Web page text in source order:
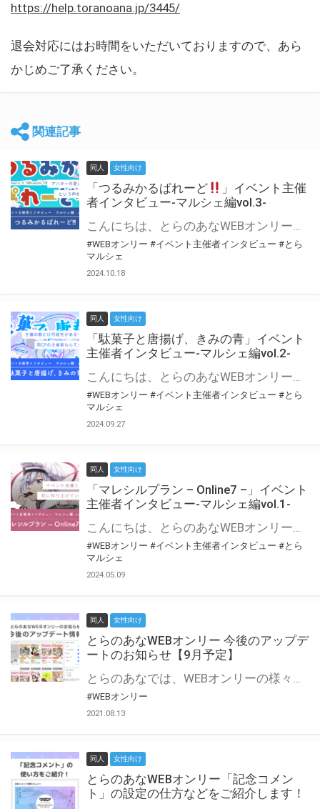
https://help.toranoana.jp/3445/
退会対応にはお時間をいただいておりますので、あら
かじめご了承ください。
関連記事
同人 女性向け
「つるみかるぱれーど
」イベント主催
者インタビュー-マルシェ編vol.3-
こんにちは、とらのあなWEBオンリー運営スタッフです。 新たにお届けする、イベント主催者インタビュー-マルシェ編-は、 とらのあなWEBオンリー「マルシェ」をご利用した主催様に 「マルシェ」を使って開催した感想や心がけをお聞きする企画です。 今回は、WEBオンリー初開催「つるみかるぱれーど
#WEBオンリー #イベント主催者インタビュー #とら
マルシェ
2024.10.18
同人 女性向け
「駄菓子と唐揚げ、きみの青」イベント
主催者インタビュー-マルシェ編vol.2-
こんにちは、とらのあなWEBオンリー運営スタッフです。 新たにお届けする、イベント主催者インタビュー-マルシェ編-は、 とらのあなWEBオンリー「マルシェ」をご利用の主催様に 「マルシェ」を使ってイベントを開催した感想や心がけをお聞きする企画です。 今回は、WEBオンリー初開催「駄菓子と唐揚げ、きみの青」より、 主催のぎこ六屋様にお話を伺いました。 協力：ぎこ六屋様／イベント公式Twitter（@krkgwks） とらのあなWEBオンリー「マルシェ」とは？ WEBオンリーでリアルタイムでコミュニケーションがとれるオンライン会場です。
#WEBオンリー #イベント主催者インタビュー #とら
マルシェ
2024.09.27
同人 女性向け
「マレシルプラン – Online7 –」イベント
主催者インタビュー-マルシェ編vol.1-
こんにちは、とらのあなWEBオンリー運営スタッフです。 新たにお届けする、イベント主催者インタビュー-マルシェ編-は、 とらのあなWEBオンリー「マルシェ」をご利用した主催様に 「マルシェ」を使って開催した感想や心がけをお聞きする企画です。 今回は、WEBオンリー開催7回目迎えた「マレシルプラン – Online7 –」より、 主催の玉川うた様にお話を伺いました。 ▼マレシルプランのインタビュー前回記事 「イベント主催者インタビュー vol.6」はこちら 協力：玉川うた様（マレシルプラン実行委員会 代表）／イベント公式Twitter（@mallesil_plan） とらのあなWEBオンリー「マルシェ」とは？ WEBオンリーでリアルタイムでコミュニケーションがとれるオンライン会場です。
#WEBオンリー #イベント主催者インタビュー #とら
マルシェ
2024.05.09
同人 女性向け
とらのあなWEBオンリー 今後のアップデ
ートのお知らせ【9月予定】
とらのあなでは、WEBオンリーの様々な支援を実施しています。 今回は2021年9月に実装を予定しているアップデート情報についてご紹介いたします。 とらのあなWEBオンリーサイトはこちら
#WEBオンリー
2021.08.13
同人 女性向け
とらのあなWEBオンリー「記念コメン
ト」の設定の仕方などをご紹介します！